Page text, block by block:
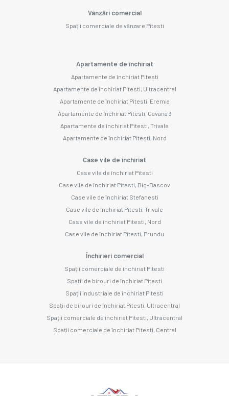
Vânzări comercial
Spații comerciale de vânzare Pitesti
Apartamente de închiriat
Apartamente de închiriat Pitesti
Apartamente de închiriat Pitesti, Ultracentral
Apartamente de închiriat Pitesti, Eremia
Apartamente de închiriat Pitesti, Gavana 3
Apartamente de închiriat Pitesti, Trivale
Apartamente de închiriat Pitesti, Nord
Case vile de închiriat
Case vile de închiriat Pitesti
Case vile de închiriat Pitesti, Big-Bascov
Case vile de închiriat Stefanesti
Case vile de închiriat Pitesti, Trivale
Case vile de închiriat Pitesti, Nord
Case vile de închiriat Pitesti, Prundu
Închirieri comercial
Spații comerciale de închiriat Pitesti
Spații de birouri de închiriat Pitesti
Spații industriale de închiriat Pitesti
Spații de birouri de închiriat Pitesti, Ultracentral
Spații comerciale de închiriat Pitesti, Ultracentral
Spații comerciale de închiriat Pitesti, Central